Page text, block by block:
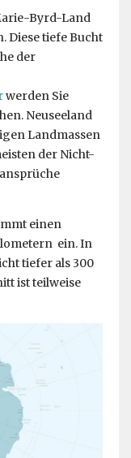
Byrd-Land
Diese tiefe Bucht
der
werden Sie
Neuseeland
Landmassen
der Nicht-
einen
ein. In
tiefer als 300
ist teilweise